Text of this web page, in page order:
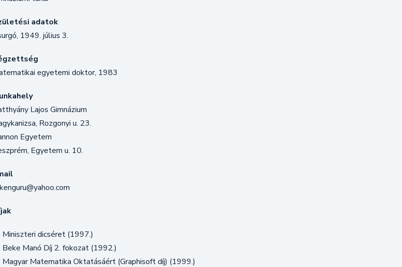
adatok
1949. július 3.
egyetemi doktor, 1983
Lajos Gimnázium
Rozgonyi u. 23.
Egyetem
Egyetem u. 10.
Miniszteri dicséret (1997.)
Beke Manó Díj 2. fokozat (1992.)
Magyar Matematika Oktatásáért (Graphisoft díj) (1999.)